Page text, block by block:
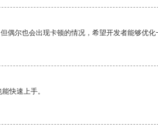
偶尔也会出现卡顿的情况，希望开发者能够优化
快速上手。